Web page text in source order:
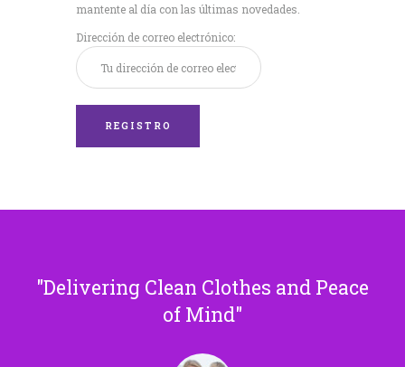
mantente al día con las últimas novedades.
Dirección de correo electrónico:
Delivering Clean Clothes and Peace
of Mind